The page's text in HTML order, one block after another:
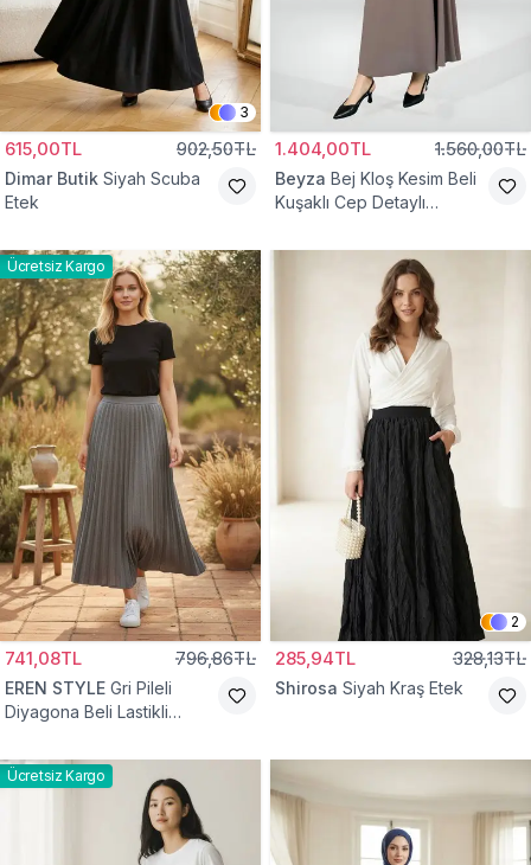
3
615,00TL 902,50TL
Dimar Butik Siyah Scuba
Etek
1.404,00TL 1.560,00TL
Beyza Bej Kloş Kesim Beli
Kuşaklı Cep Detaylı
Ücretsiz Kargo
741,08TL 796,86TL
EREN STYLE Gri Pileli
Diyagona Beli Lastikli
2
285,94TL 328,13TL
Shirosa Siyah Kraş Etek
Ücretsiz Kargo